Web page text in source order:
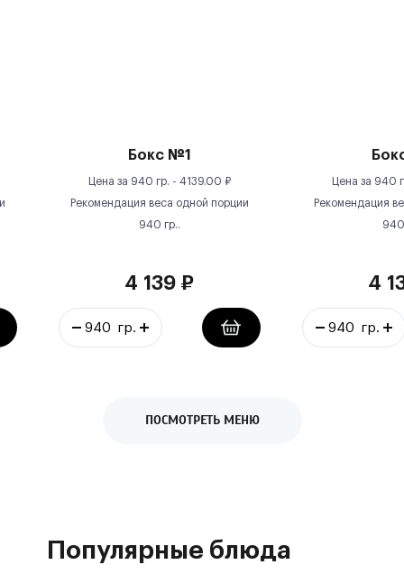
Бокс №1
Цена за 940 гр. - 4139.00 ₽
Рекомендация веса одной порции
940 гр..
4 139 ₽
Цена за 940
Рекомендация
940
4
ПОСМОТРЕТЬ МЕНЮ
Популярные блюда